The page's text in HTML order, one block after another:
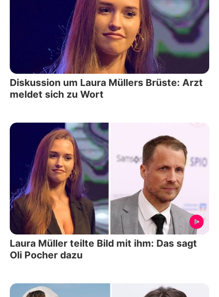
Diskussion um Laura Müllers Brüste: Arzt
meldet sich zu Wort
Laura Müller teilte Bild mit ihm: Das sagt
Oli Pocher dazu